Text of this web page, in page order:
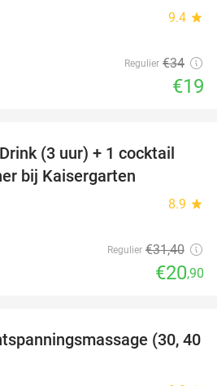
9.4 star
Regulier €34
€19
33%
(3 uur) + 1 cocktail
bij Kaisergarten
8.9 star
Regulier €31,40
€20,90
60%
(30, 40